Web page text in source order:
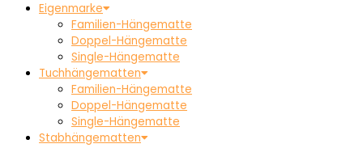
Eigenmarke
Familien-Hängematte
Doppel-Hängematte
Single-Hängematte
Tuchhängematten
Familien-Hängematte
Doppel-Hängematte
Single-Hängematte
Stabhängematten